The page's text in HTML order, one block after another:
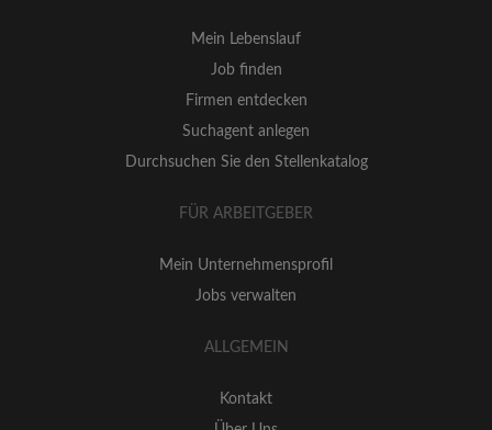
Mein Lebenslauf
Job finden
Firmen entdecken
Suchagent anlegen
Durchsuchen Sie den Stellenkatalog
FÜR ARBEITGEBER
Mein Unternehmensprofil
Jobs verwalten
ALLGEMEIN
Kontakt